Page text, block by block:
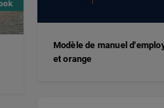
Modèle de manuel
et orange